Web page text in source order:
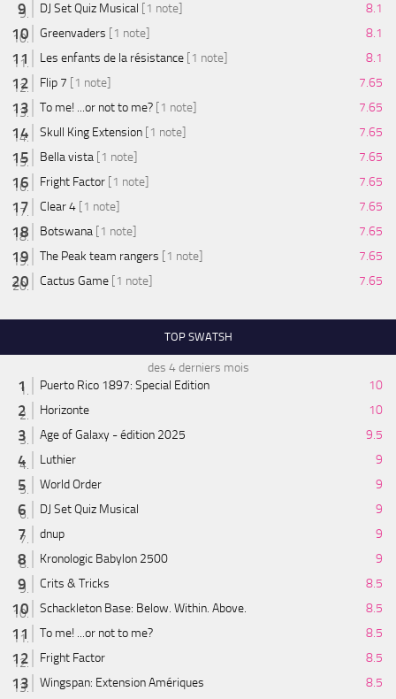
DJ Set Quiz Musical [1 note]
8.1
Greenvaders [1 note]
8.1
Les enfants de la résistance [1 note]
8.1
Flip 7 [1 note]
7.65
To me! ...or not to me? [1 note]
7.65
Skull King Extension [1 note]
7.65
Bella vista [1 note]
7.65
Fright Factor [1 note]
7.65
Clear 4 [1 note]
7.65
Botswana [1 note]
7.65
The Peak team rangers [1 note]
7.65
Cactus Game [1 note] 7.65
TOP SWATSH
des 4 derniers mois
Puerto Rico 1897: Special Edition
10
Horizonte
10
Age of Galaxy - édition 2025
9.5
Luthier
9
World Order
9
DJ Set Quiz Musical
9
dnup
9
Kronologic Babylon 2500
9
Crits & Tricks
8.5
Schackleton Base: Below. Within. Above.
8.5
To me! ...or not to me?
8.5
Fright Factor
8.5
Wingspan: Extension Amériques
8.5